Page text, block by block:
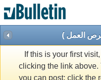
العمل )
If this is your first
clicking the link above.
you can post: click the